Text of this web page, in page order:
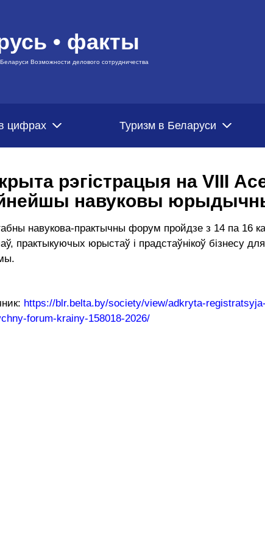
• факты
Возможности делового сотрудничества
цифрах Туризм в Беларуси
рэгістрацыя на VIII
навуковы
навукова-практычны форум пройдзе з 14 па 16
практыкуючых юрыстаў і прадстаўнікоў бізнесу
https://blr.belta.by/society/view/adkryta-
forum-krainy-158018-2026/